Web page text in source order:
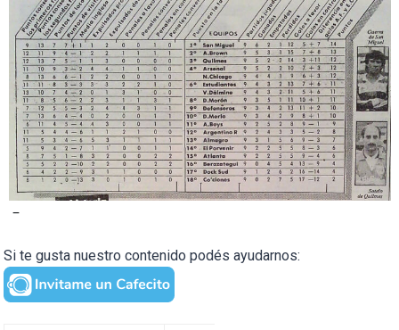
–
Si te gusta nuestro contenido podés ayudarnos: